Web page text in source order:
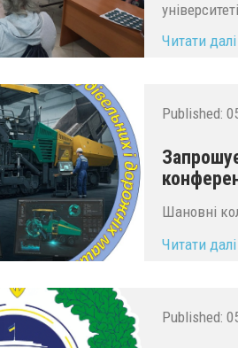
Читати далі
Published:
Шановні
...
Читати далі
Published: